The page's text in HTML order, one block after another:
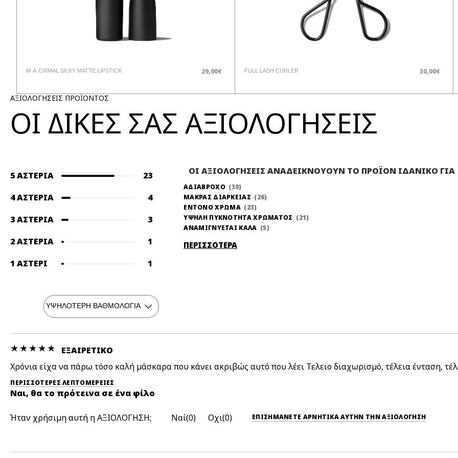
M·A·CXIMAL SILKY MATTE LIPSTICK 29,00€ FULL LASH CURLER 30,00€
ΑΞΙΟΛΟΓΗΣΕΙΣ ΠΡΟΪΟΝΤΟΣ
ΟΙ ΔΙΚΕΣ ΣΑΣ ΑΞΙΟΛΟΓΗΣΕΙΣ
5 ΑΣΤΈΡΙΑ
23
4 ΑΣΤΈΡΙΑ
4
3 ΑΣΤΈΡΙΑ
3
2 ΑΣΤΈΡΙΑ
1
1 ΑΣΤΈΡΙ
1
ΟΙ ΑΞΙΟΛΟΓΗΣΕΙΣ ΑΝΑΔΕΙΚΝΟΥΟΥΝ ΤΟ ΠΡΟΪΟΝ ΙΔΑΝΙΚΟ ΓΙΑ
ΑΔΙΑΒΡΟΧΟ
30
ΜΑΚΡΑΣ ΔΙΑΡΚΕΙΑΣ
26
ΕΝΤΟΝΟ ΧΡΩΜΑ
23
ΥΨΗΛΗ ΠΥΚΝΟΤΗΤΑ ΧΡΩΜΑΤΟΣ
21
ΑΝΑΜΙΓΝΥΕΤΑΙ ΚΑΛΑ
5
ΠΕΡΙΣΣΟΤΕΡΑ
ΕΞΑΙΡΕΤΙΚΌ
Χρόνια είχα να πάρω τόσο καλή μάσκαρα που κάνει ακριβώς αυτό που λέει Τελειο διαχωρισμό, τέλεια ένταση,
ΠΕΡΙΣΣΌΤΕΡΕΣ ΛΕΠΤΟΜΈΡΕΙΕΣ
Ναι, θα το πρότεινα σε ένα φίλο
Ήταν χρήσιμη αυτή η ΑΞΙΟΛΟΓΗΣΗ; 0 0 ΕΠΙΣΗΜΆΝΕΤΕ ΑΡΝΗΤΙΚΆ ΑΥΤΉΝ ΤΗΝ ΑΞΙΟΛΟΓΗΣΗ